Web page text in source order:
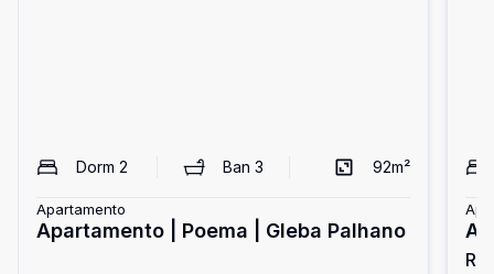
Dorm 2 Ban3 92m²
Apartamento
Apartamento | Poema | Gleba Palhano